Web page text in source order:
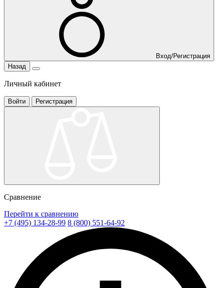
Вход/Регистрация
Назад
Личный кабинет
Войти Регистрация
Сравнение
Перейти к сравнению
+7 (495) 134-28-99 8 (800) 551-64-92